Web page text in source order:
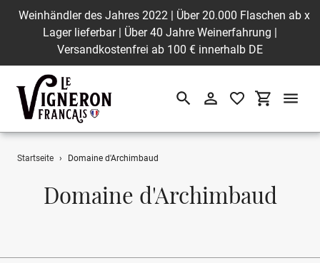
Direkt
Weinhändler des Jahres 2022 | Über 20.000 Flaschen ab
Lager lieferbar | Über 40 Jahre Weinerfahrung |
Versandkostenfrei ab 100 € innerhalb DE
x
SuchenEinloggen
Startseite › Domaine d'Archimbaud
S
Domaine d'Archimbaud